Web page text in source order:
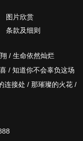
图片欣赏
条款及细则
/ 生命依然灿烂
/ 知道你不会辜负这场
连接处 / 那璀璨的火花 /